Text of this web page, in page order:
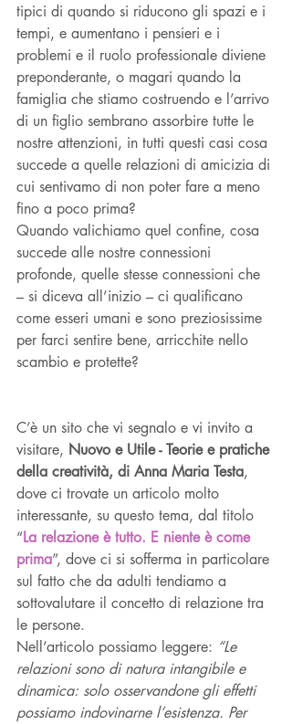
tipici di quando si riducono gli spazi e i
tempi, e aumentano i pensieri e i
problemi e il ruolo professionale diviene
preponderante, o magari quando la
famiglia che stiamo costruendo e l’arrivo
di un figlio sembrano assorbire tutte le
nostre attenzioni, in tutti questi casi cosa
succede a quelle relazioni di amicizia di
cui sentivamo di non poter fare a meno
fino a poco prima?
Quando valichiamo quel confine, cosa
succede alle nostre connessioni
profonde, quelle stesse connessioni che
– si diceva all’inizio – ci qualificano
come esseri umani e sono preziosissime
per farci sentire bene, arricchite nello
scambio e protette?
C’è un sito che vi segnalo e vi invito a
visitare, Nuovo e Utile - Teorie e pratiche
della creatività, di Anna Maria Testa,
dove ci trovate un articolo molto
interessante, su questo tema, dal titolo
“La relazione è tutto. E niente è come
prima”, dove ci si sofferma in particolare
sul fatto che da adulti tendiamo a
sottovalutare il concetto di relazione tra
le persone.
Nell’articolo possiamo leggere: “Le
relazioni sono di natura intangibile e
dinamica: solo osservandone gli effetti
possiamo indovinarne l’esistenza. Per